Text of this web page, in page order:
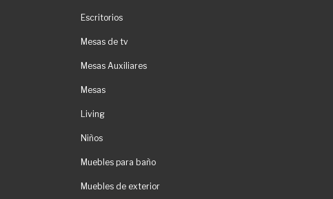
Escritorios
Mesas de tv
Mesas Auxiliares
Mesas
Living
Niños
Muebles para baño
Muebles de exterior